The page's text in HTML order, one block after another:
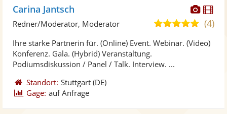
Fotos
Carina Jantsch
5,0
5
(4)
Redner/Moderator, Moderator
Ihre starke Partnerin für. (Online) Event. Webinar. (Video)
Konferenz. Gala. (Hybrid) Veranstaltung.
Podiumsdiskussion / Panel / Talk. Interview. ...
Standort: Stuttgart (DE)
Gage: auf Anfrage